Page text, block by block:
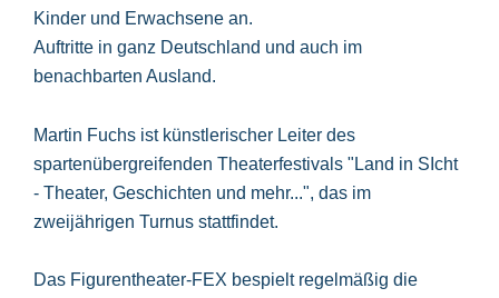
Kinder und Erwachsene an.
Auftritte in ganz Deutschland und auch im
benachbarten Ausland.
Martin Fuchs ist künstlerischer Leiter des
spartenübergreifenden Theaterfestivals "Land in SIcht
- Theater, Geschichten und mehr...", das im
zweijährigen Turnus stattfindet.
Das Figurentheater-FEX bespielt regelmäßig die